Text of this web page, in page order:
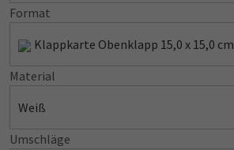
Format
Klappkarte Obenklapp 15,0 x 15,0 cm
Material
Weiß
Umschläge